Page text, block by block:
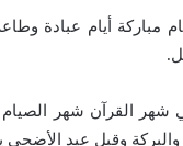
مباركة أيام عبادة
شهر القرآن شهر الصيام
وقبل عيد